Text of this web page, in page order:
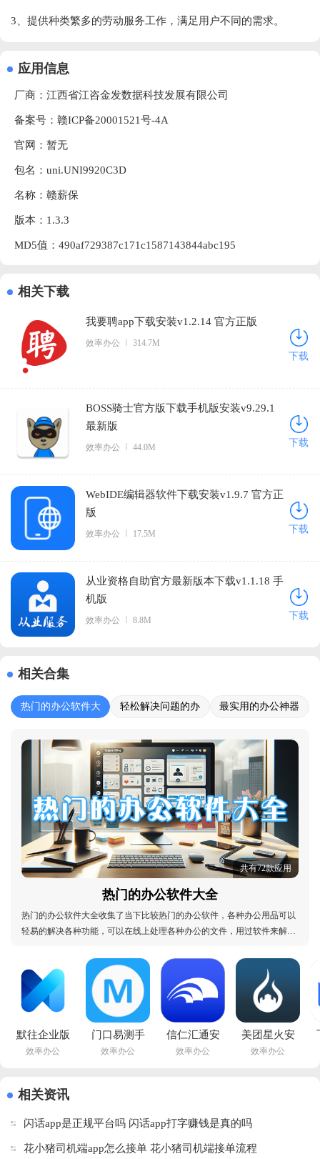
3、提供种类繁多的劳动服务工作，满足用户不同的需求。
应用信息
厂商： 江西省江咨金发数据科技发展有限公司
备案号：赣ICP备20001521号-4A
官网：暂无
包名：uni.UNI9920C3D
名称：赣薪保
版本：1.3.3
MD5值：490af729387c171c1587143844abc195
相关下载
我要聘app下载安装v1.2.14 官方正版
效率办公 314.7M
下载
BOSS骑士官方版下载手机版安装v9.29.1
最新版
效率办公 44.0M 下载
WebIDE编辑器软件下载安装v1.9.7 官方正
版
效率办公 17.5M 下载
从业资格自助官方最新版本下载v1.1.18 手
机版
效率办公 8.8M 下载
相关合集
热门的办公软件大
轻松解决问题的办
最实用的办公神器
共有72款应用
热门的办公软件大全
热门的办公软件大全收集了当下比较热门的办公软件，各种办公用品可以
轻易的解决各种功能，可以在线上处理各种办公的文件，用过软件来解决
便捷的软件功能使用起来也十分的简单，非常热门的办公软件大家都在使
用，快来挑选你需要的办公软件进行体验吧！热门
默往企业版
app最新版
方版
效率办公
门口易测手
机官方app
效率办公
信仁汇通安
卓版v1.4.0
效率办公
美团星火安
卓版
效率办公
相关资讯
闪话app是正规平台吗 闪话app打字赚钱是真的吗
花小猪司机端app怎么接单 花小猪司机端接单流程